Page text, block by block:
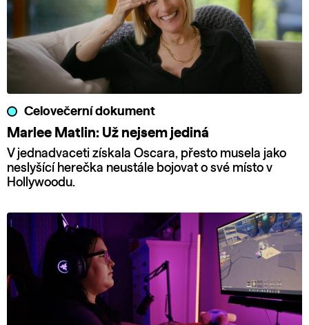
Celovečerní dokument
Marlee Matlin: Už nejsem jediná
V jednadvaceti získala Oscara, přesto musela jako
neslyšící herečka neustále bojovat o své místo v
Hollywoodu.